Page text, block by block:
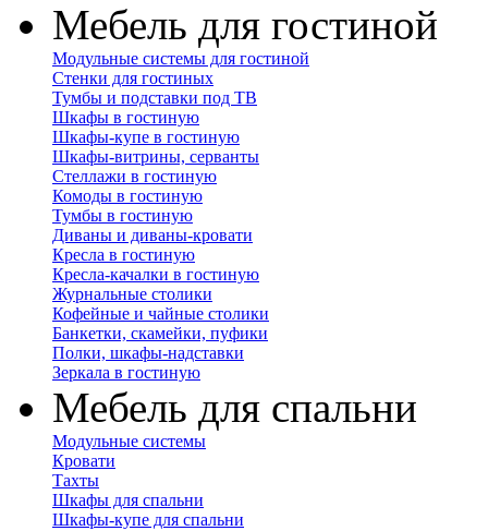
Мебель для гостиной
Модульные системы для гостиной
Стенки для гостиных
Тумбы и подставки под ТВ
Шкафы в гостиную
Шкафы-купе в гостиную
Шкафы-витрины, серванты
Стеллажи в гостиную
Комоды в гостиную
Тумбы в гостиную
Диваны и диваны-кровати
Кресла в гостиную
Кресла-качалки в гостиную
Журнальные столики
Кофейные и чайные столики
Банкетки, скамейки, пуфики
Полки, шкафы-надставки
Зеркала в гостиную
Мебель для спальни
Модульные системы
Кровати
Тахты
Шкафы для спальни
Шкафы-купе для спальни